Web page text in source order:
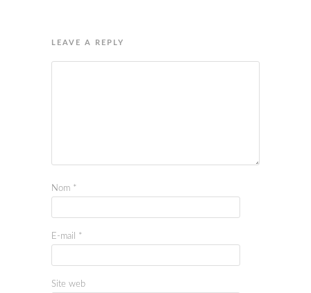
LEAVE A REPLY
Nom *
E-mail *
Site web